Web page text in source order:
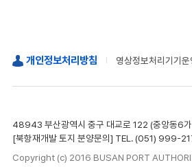
개인정보처리방침 영상정보처리기기운
48943 부산광역시 중구 대교로 122 (중앙동6
[북항재개발 토지 분양문의] TEL. (051) 999-
Copyright (c) 2016 BUSAN PORT